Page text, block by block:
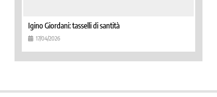
Igino Giordani: tasselli di santità
17/04/2026